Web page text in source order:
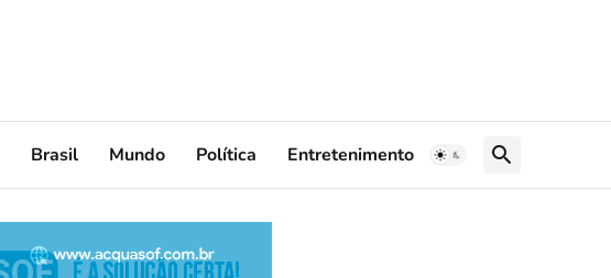
Brasil Mundo Política Entretenimento